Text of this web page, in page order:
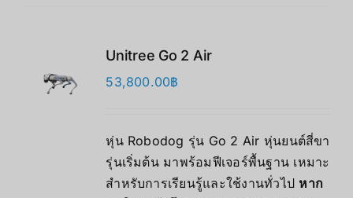
Unitree Go 2 Air
53,800.00฿
หุ่น Robodog รุ่น Go 2 Air หุ่นยนต์สี่ขา
รุ่นเริ่มต้น มาพร้อมฟีเจอร์พื้นฐาน เหมาะ
สำหรับการเรียนรู้และใช้งานทั่วไป หาก